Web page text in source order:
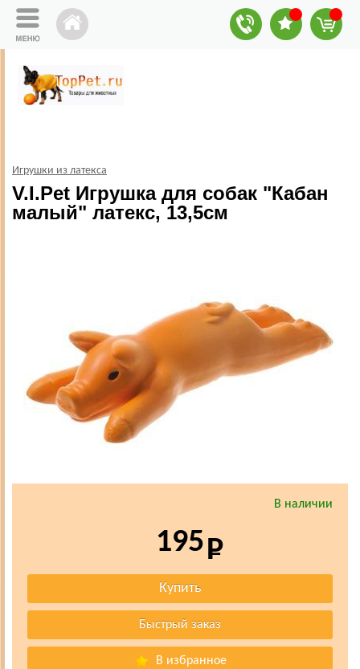
Игрушки из латекса
V.I.Pet Игрушка для собак "Кабан
малый" латекс, 13,5см
В наличии
195
В избранное